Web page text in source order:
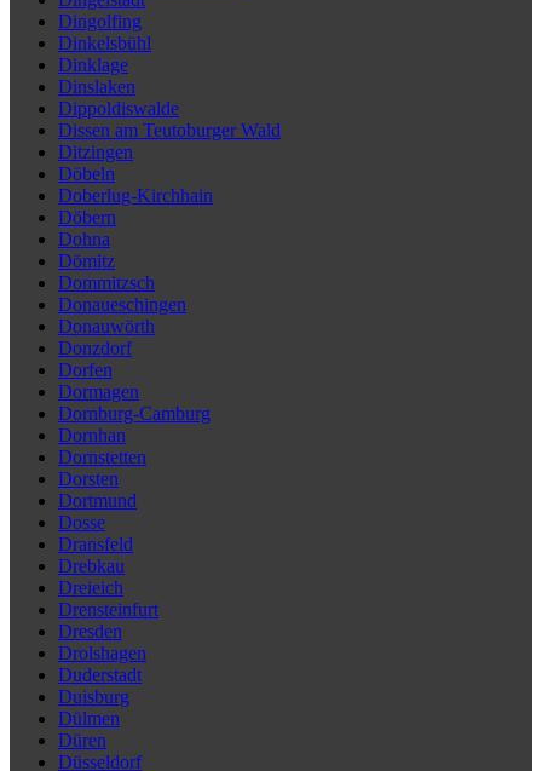
Dingolfing
Dinkelsbühl
Dinklage
Dinslaken
Dippoldiswalde
Dissen am Teutoburger Wald
Ditzingen
Döbeln
Doberlug-Kirchhain
Döbern
Dohna
Dömitz
Dommitzsch
Donaueschingen
Donauwörth
Donzdorf
Dorfen
Dormagen
Dornburg-Camburg
Dornhan
Dornstetten
Dorsten
Dortmund
Dosse
Dransfeld
Drebkau
Dreieich
Drensteinfurt
Dresden
Drolshagen
Duderstadt
Duisburg
Dülmen
Düren
Düsseldorf